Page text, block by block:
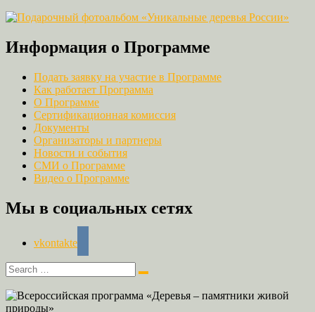
Информация о Программе
Подать заявку на участие в Программе
Как работает Программа
О Программе
Сертификационная комиссия
Документы
Организаторы и партнеры
Новости и события
СМИ о Программе
Видео о Программе
Мы в социальных сетях
vkontakte